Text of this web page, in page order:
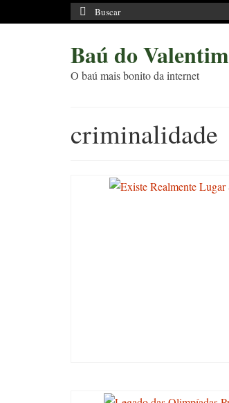
Buscar
por:
Baú do Valentim
O baú mais bonito da internet
criminalidade